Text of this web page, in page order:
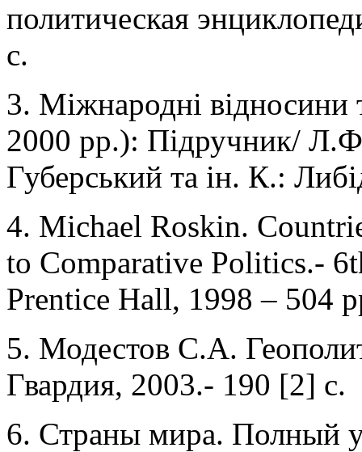
политическая
с.
3. Міжнародні відносини
2000 рр.): Підручник/
Губерський та ін. К.:
4. Michael Roskin.
to Comparative Politics.-
Prentice Hall, 1998 – 504
5. Модестов С.А.
Гвардия, 2003.- 190 [2] с.
6. Страны мира. Полный